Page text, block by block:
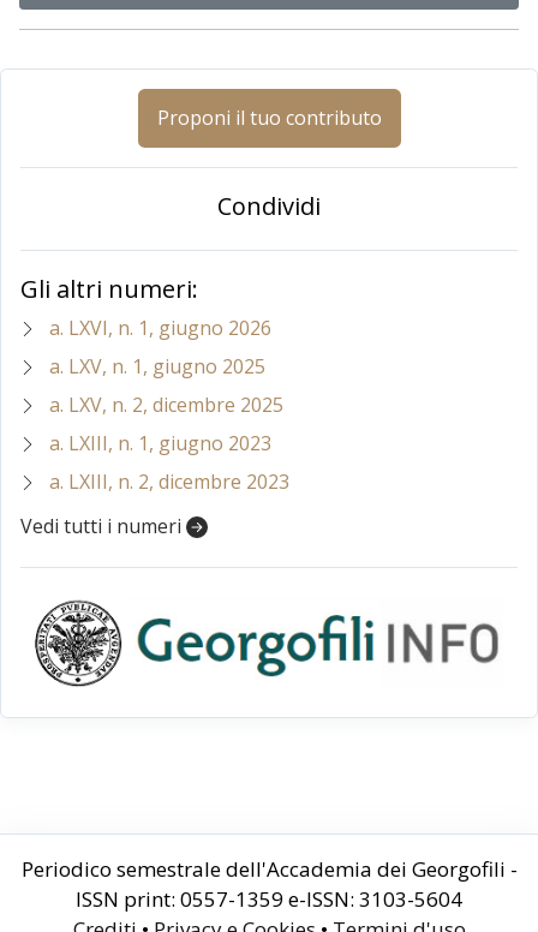
Proponi il tuo contributo
Condividi
Gli altri numeri:
a. LXVI, n. 1, giugno 2026
a. LXV, n. 1, giugno 2025
a. LXV, n. 2, dicembre 2025
a. LXIII, n. 1, giugno 2023
a. LXIII, n. 2, dicembre 2023
Vedi tutti i numeri
Periodico semestrale dell'Accademia dei Georgofili -
ISSN print: 0557-1359 e-ISSN: 3103-5604